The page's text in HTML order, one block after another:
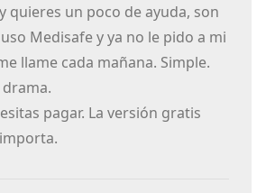
quieres un poco de ayuda, son
Medisafe y ya no le pido a mi
llame cada mañana. Simple.
drama.
pagar. La versión gratis